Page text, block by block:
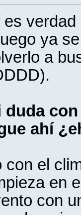
es
ya
a
duda
ahí
con el
en
con